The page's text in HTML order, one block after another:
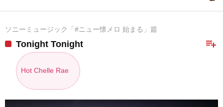
ソニーミュージック「#ニュー懐メロ 始まる」篇
playlist_add
Tonight Tonight
Hot Chelle Rae